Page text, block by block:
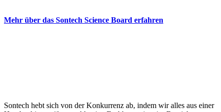
Mehr über das Sontech Science Board erfahren
Sontech hebt sich von der Konkurrenz ab, indem wir alles aus einer